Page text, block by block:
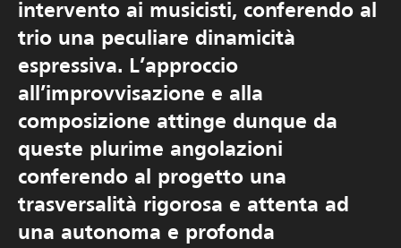
intervento ai musicisti, conferendo al
trio una peculiare dinamicità
espressiva. L’approccio
all’improvvisazione e alla
composizione attinge dunque da
queste plurime angolazioni
conferendo al progetto una
trasversalità rigorosa e attenta ad
una autonoma e profonda